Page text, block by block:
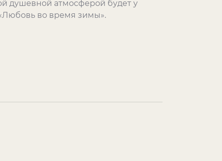
душевной атмосферой будет у
во время зимы».